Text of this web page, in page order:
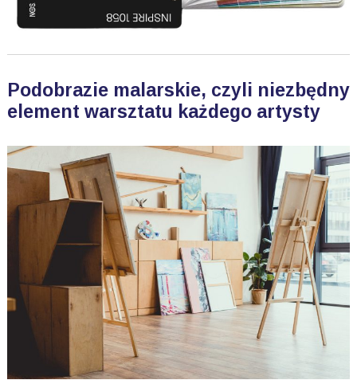
Podobrazie malarskie, czyli niezbędny
element warsztatu każdego artysty